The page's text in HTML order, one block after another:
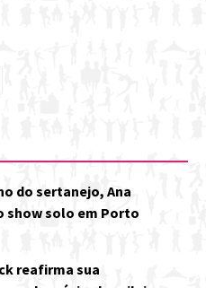
do sertanejo, Ana
show solo em Porto
reafirma sua